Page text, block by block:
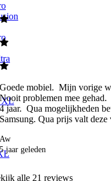
XL
Goede mobiel.  Mijn vorige
Nooit problemen mee
4 jaar.  Qua mogelijkheden
Samsung. Qua prijs valt
Aw
5 jaar geleden
alle 21 reviews